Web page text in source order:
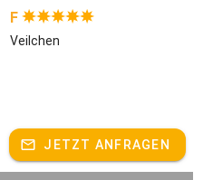
F
Veilchen
JETZT ANFRAGEN